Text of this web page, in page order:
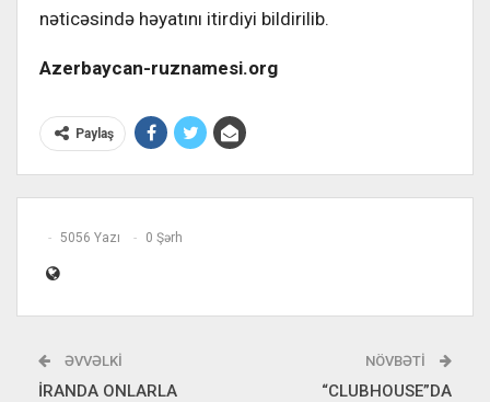
nəticəsində həyatını itirdiyi bildirilib.
Azerbaycan-ruznamesi.org
Paylaş
5056 Yazı 0 Şərh
ƏVVƏLKI
İRANDA ONLARLA
NÖVBƏTI
“CLUBHOUSE”DA